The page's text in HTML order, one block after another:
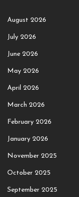
August 2026
July 2026
June 2026
May 2026
April 2026
March 2026
February 2026
January 2026
November 2025
October 2025
September 2025